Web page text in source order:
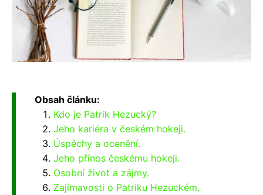
Obsah článku:
Kdo je Patrik Hezucký?
Jeho kariéra v českém hokeji.
Úspěchy a ocenění.
Jeho přínos českému hokeji.
Osobní život a zájmy.
Zajímavosti o Patriku Hezuckém.